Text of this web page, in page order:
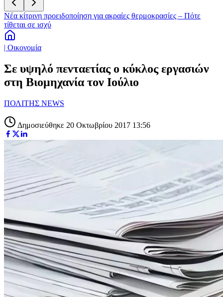
Νέα κίτρινη προειδοποίηση για ακραίες θερμοκρασίες – Πότε
τίθεται σε ισχύ
| Οικονομία
Σε υψηλό πενταετίας ο κύκλος εργασιών
στη Βιομηχανία τον Ιούλιο
ΠΟΛΙΤΗΣ NEWS
Δημοσιεύθηκε 20 Οκτωβρίου 2017 13:56